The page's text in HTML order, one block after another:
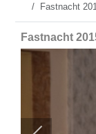
Fastnacht
Fastnacht